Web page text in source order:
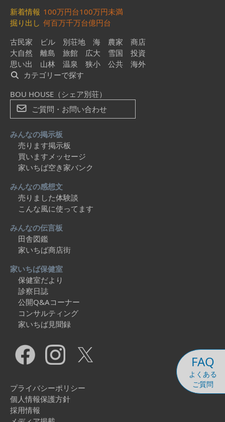
FAQ
よくある
ご質問
新着情報 100万円台100万円未満
掘り出し 何百万千万台億円台
古民家
ビル 別荘地 海 農家
商店
大自然
離島 旅館 広大 雪国
投資
思い出
山林 温泉 狭小 公共
海外
カテゴリーで探す
BOU HOUSE（シェア別荘）
ご質問・お問い合わせ
みんなの掲示板
売ります掲示板
買いますメッセージ
家いちば空き家バンク
みんなの感想文
売りました体験談
こんな風に使ってます
みんなの伝言板
田舎図鑑
家いちば商店街
家いちば保健室
保健室だより
診察日誌
公開Q&Aコーナー
コンサルティング
家いちば見聞録
プライバシーポリシー
個人情報保護方針
採用情報